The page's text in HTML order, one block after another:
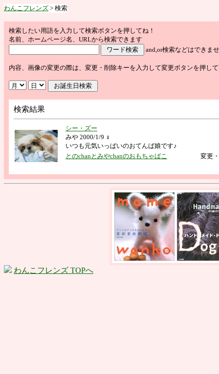
わんこフレンズ > 検索
検索したい用語を入力して検索ボタンを押してね！
名前、ホームページ名、URLから検索できます
and,or検索などはできま
内容、画像の変更の際は、変更・削除キーを入力して変更ボタンを押し
検索結果
シー・ズー
みや 2000/1/9 ♀
いつも元気いっぱいのおてんば娘です♪
とのchanとみやchanのおもちゃばこ
変更
わんこフレンズ TOPへ